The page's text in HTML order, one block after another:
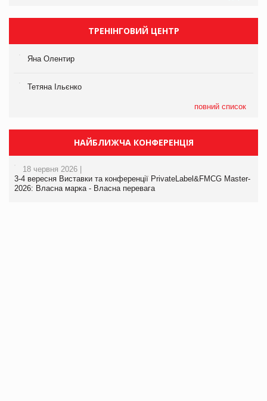
ТРЕНІНГОВИЙ ЦЕНТР
Яна Олентир
Тетяна Ільєнко
повний список
НАЙБЛИЖЧА КОНФЕРЕНЦІЯ
18 червня 2026 |
3-4 вересня Виставки та конференції PrivateLabel&FMCG Master-
2026: Власна марка - Власна перевага